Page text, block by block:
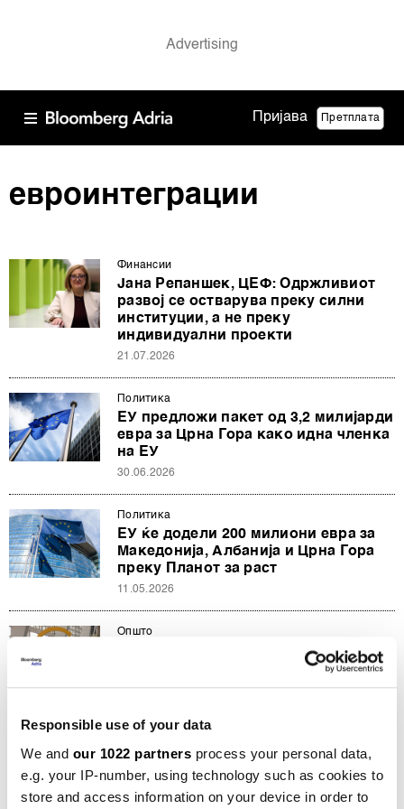
Responsible use of your data
We and our 1022 partners process your personal data,
e.g. your IP-number, using technology such as cookies to
store and access information on your device in order to
Пријава Претплата
евроинтеграции
Финансии
Јана Репаншек, ЦЕФ: Одржливиот
развој се остварува преку силни
институции, а не преку
индивидуални проекти
21.07.2026
Политика
ЕУ предложи пакет од 3,2 милијарди
евра за Црна Гора како идна членка
на ЕУ
30.06.2026
Политика
ЕУ ќе додели 200 милиони евра за
Македонија, Албанија и Црна Гора
преку Планот за раст
11.05.2026
Општо
Македонија и Западен Балкан
добија порака од Брисел, прво
реформи па пари
Политика
Ништо од „брзата лента“ за Украина
и Западен Балкан во ЕУ
05.03.2026